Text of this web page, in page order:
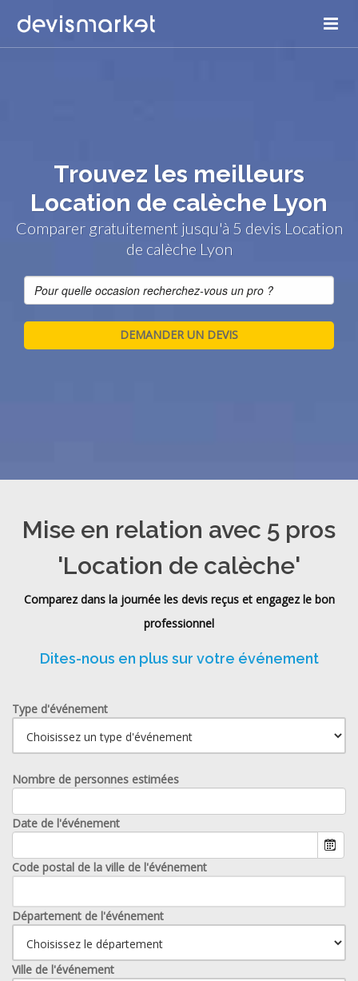
Trouvez les meilleurs
Location de calèche Lyon
Comparer gratuitement jusqu'à 5 devis Location
de calèche Lyon
Mise en relation avec 5 pros
'Location de calèche'
Comparez dans la journée les devis reçus et engagez le bon
professionnel
Dites-nous en plus sur votre événement
Type d'événement
Nombre de personnes estimées
Date de l'événement
Code postal de la ville de l'événement
Département de l'événement
Ville de l'événement